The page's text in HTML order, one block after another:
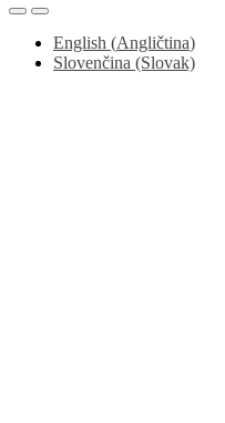
English (Angličtina)
Slovenčina (Slovak)